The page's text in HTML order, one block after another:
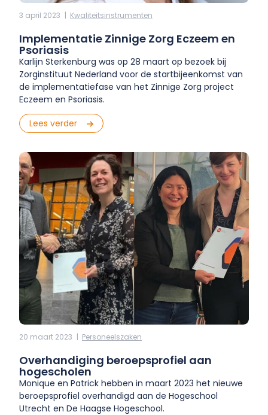
3 april 2023 | Kwaliteits­instrumenten
Implementatie Zinnige Zorg Eczeem en
Psoriasis
Karlijn Sterkenburg was op 28 maart op bezoek bij
Zorginstituut Nederland voor de startbijeenkomst van
de implementatiefase van het Zinnige Zorg project
Eczeem en Psoriasis.
Lees verder
20 maart 2023 | Personeels­zaken
Overhandiging beroepsprofiel aan
hogescholen
Monique en Patrick hebben in maart 2023 het nieuwe
beroepsprofiel overhandigd aan de Hogeschool
Utrecht en De Haagse Hogeschool.